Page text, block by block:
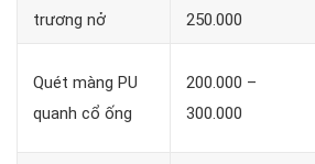
trương nở
250.000
Quét màng PU
quanh cổ ống
200.000 –
300.000